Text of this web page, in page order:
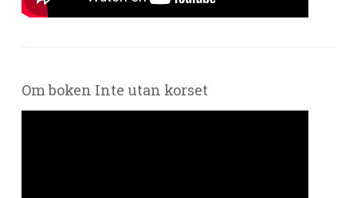
Om boken Inte utan korset